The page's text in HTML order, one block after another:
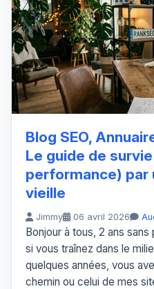
Blog SEO,
Le guide de
performance) par
vieille
Jimmy 06 avril 2026
Bonjour à tous, 2 ans
si vous traînez dans le
quelques années, vous
chemin ou celui de mes